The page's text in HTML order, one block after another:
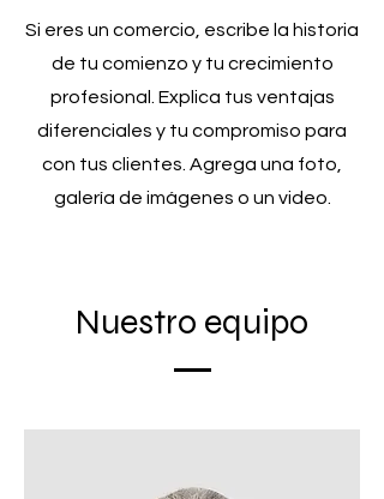
Si eres un comercio, escribe la historia
de tu comienzo y tu crecimiento
profesional. Explica tus ventajas
diferenciales y tu compromiso para
con tus clientes. Agrega una foto,
galería de imágenes o un video.
Nuestro equipo